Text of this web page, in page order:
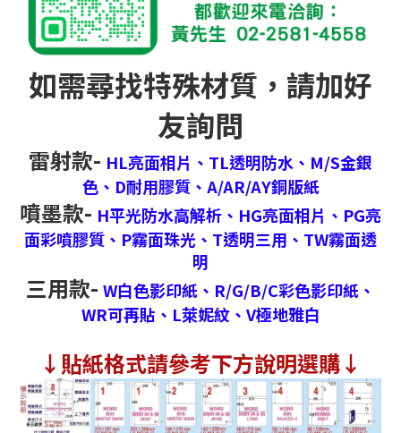
如需尋找特殊材質，請加好
友詢問
雷射款- HL亮面相片、 TL透明防水、 M/S金銀
色、 D耐用膠質、 A/AR/AY銅版紙
噴墨款- H平光防水高解析、 HG亮面相片、 PG亮
面彩噴膠質、 P霧面珠光、 T透明三用、 TW霧面透
明
三用款- W白色影印紙、 R/G/B/C彩色影印紙、
WR可再貼、 L萊妮紋、 V極地雅白
↓ 貼紙格式請參考下方說明選購↓